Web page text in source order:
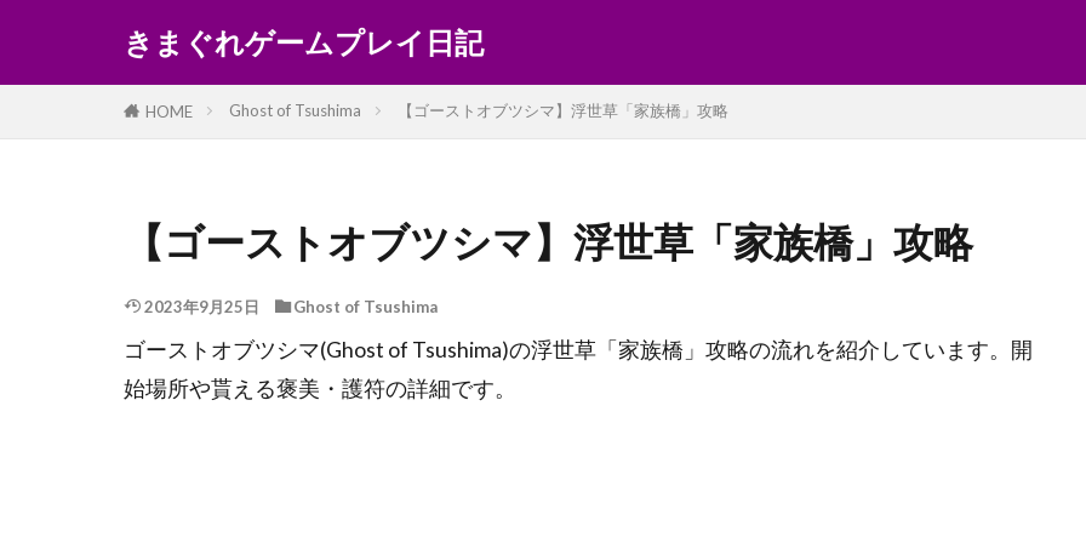
きまぐれゲームプレイ日記
HOME Ghost of Tsushima 【ゴーストオブツシマ】浮世草「家族橋」攻略
【ゴーストオブツシマ】浮世草「家族橋」攻略
2023年9月25日 Ghost of Tsushima
ゴーストオブツシマ(Ghost of Tsushima)の浮世草「家族橋」攻略の流れを紹介しています。開
始場所や貰える褒美・護符の詳細です。